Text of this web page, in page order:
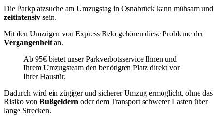
Die Parkplatzsuche am Umzugstag in Osnabrück kann mühsam und
zeitintensiv sein.
Mit den Umzügen von Express Relo gehören diese Probleme der
Vergangenheit an.
Ab 95€ bietet unser Parkverbotsservice Ihnen und
Ihrem Umzugsteam den benötigten Platz direkt vor
Ihrer Haustür.
Dadurch wird ein zügiger und sicherer Umzug ermöglicht, ohne das
Risiko von Bußgeldern oder dem Transport schwerer Lasten über
lange Strecken.